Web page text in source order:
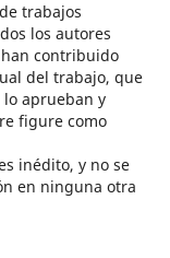
trabajos
los autores
contribuido
del trabajo, que
lo aprueban y
figure como
inédito, y no se
en ninguna otra